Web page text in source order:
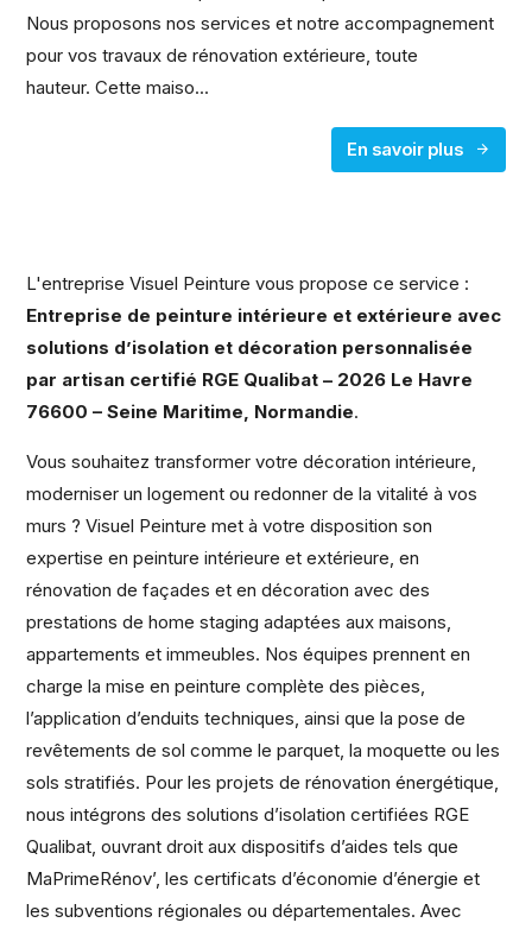
Nous proposons nos services et notre accompagnement
pour vos travaux de rénovation extérieure, toute
hauteur. Cette maiso...
En savoir plus
L'entreprise Visuel Peinture vous propose ce service :
Entreprise de peinture intérieure et extérieure avec
solutions d’isolation et décoration personnalisée
par artisan certifié RGE Qualibat – 2026 Le Havre
76600 – Seine Maritime, Normandie.
Vous souhaitez transformer votre décoration intérieure,
moderniser un logement ou redonner de la vitalité à vos
murs ? Visuel Peinture met à votre disposition son
expertise en peinture intérieure et extérieure, en
rénovation de façades et en décoration avec des
prestations de home staging adaptées aux maisons,
appartements et immeubles. Nos équipes prennent en
charge la mise en peinture complète des pièces,
l’application d’enduits techniques, ainsi que la pose de
revêtements de sol comme le parquet, la moquette ou les
sols stratifiés. Pour les projets de rénovation énergétique,
nous intégrons des solutions d’isolation certifiées RGE
Qualibat, ouvrant droit aux dispositifs d’aides tels que
MaPrimeRénov’, les certificats d’économie d’énergie et
les subventions régionales ou départementales. Avec